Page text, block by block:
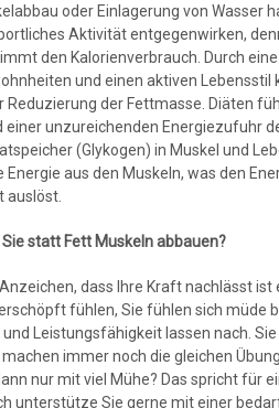
oder Einlagerung von Wasser
Aktivität entgegenwirken,
den Kalorienverbrauch. Durch
und einen aktiven
Reduzierung der Fettmasse. Diäten
einer unzureichenden Energiezufuhr
(Glykogen) in Muskel und
Energie aus den Muskeln, was den
auslöst.
statt Fett Muskeln abbauen?
dass Ihre Kraft nachlässt
fühlen, Sie fühlen sich müde
Leistungsfähigkeit lassen nach.
immer noch die gleichen
nur mit viel Mühe? Das spricht für
unterstütze Sie gerne mit einer